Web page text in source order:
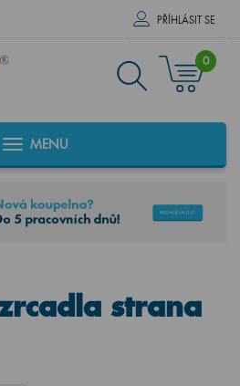
PŘÍHLÁSIT SE
0
MENU
strana